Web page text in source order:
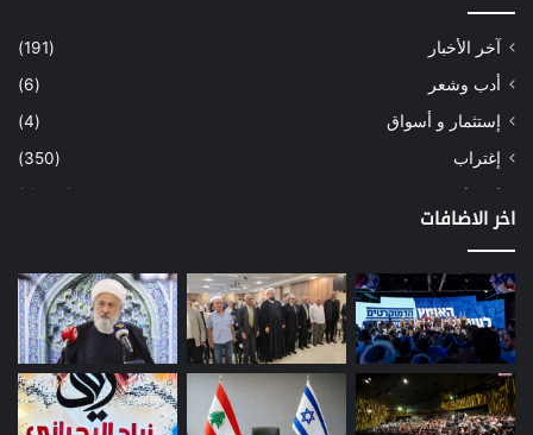
آخر الأخبار
(191)
أدب وشعر
(6)
إستثمار و أسواق
(4)
إغتراب
(350)
إقتصاد
(1٬039)
إعمار
(3)
بيئة
(16)
دراسة
(24)
طاقة
(12)
مصارف
(168)
اخر الاضافات